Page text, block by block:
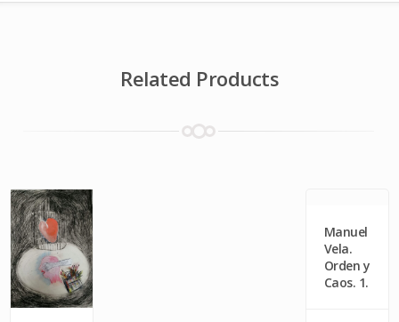
Related Products
Manuel
Vela.
Orden y
Caos. 1.